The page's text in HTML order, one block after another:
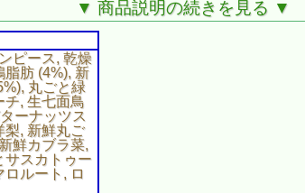
▼ 商品説明の続きを見る ▼
ピース, 乾燥
脂肪 (4%), 新
丸ごと緑
チ, 生七面鳥
ーナッツス
梨, 新鮮丸ご
鮮カブラ菜,
サスカトゥー
ルート, ロ